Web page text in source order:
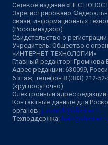
Сетевое издание
Зарегистрировано
связи, информационных
(Роскомнадзор)
Свидетельство о
Учредитель: Общество с
«ИНТЕРНЕТ ТЕХНОЛОГИИ»
Главный редактор: Громкова
Адрес редакции: 630099,
6 этаж, телефон 8 (383) 212-
(круглосуточно)
Электронный адрес редакции:
Контактные данные для
органов: juristnsk@shkulev.ru
Техподдержка: help@shkulev.ru